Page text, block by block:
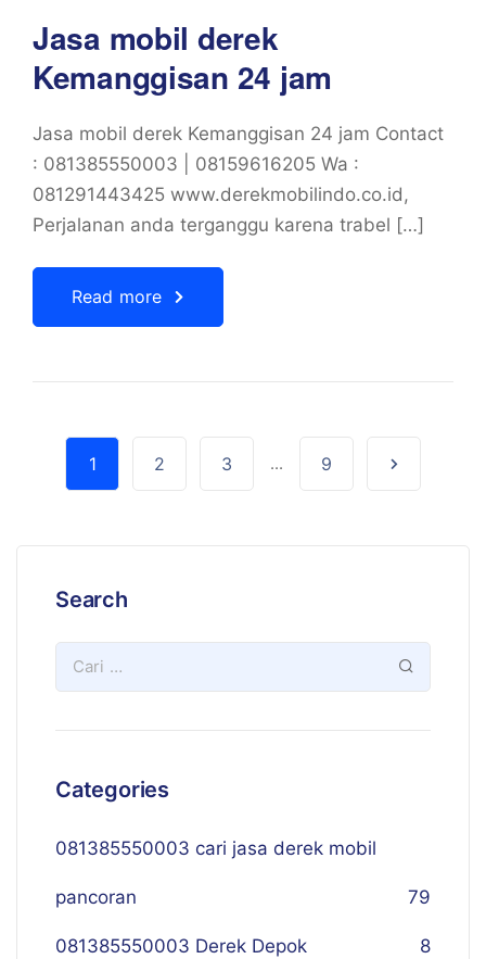
Jasa mobil derek
Kemanggisan 24 jam
Jasa mobil derek Kemanggisan 24 jam Contact
: 081385550003 | 08159616205 Wa :
081291443425 www.derekmobilindo.co.id,
Perjalanan anda terganggu karena trabel […]
Read more
1 2 3 ... 9
Search
Categories
081385550003 cari jasa derek mobil
pancoran 79
081385550003 Derek Depok 8